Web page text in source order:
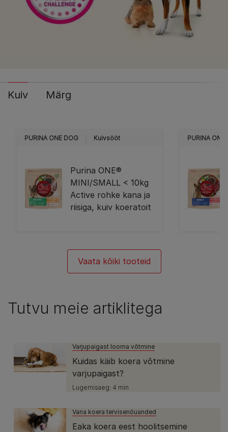
Kuiv Märg
PURINA ONE DOG Kuivsööt
Purina ONE®
MINI/SMALL < 10kg
Active rohke kana ja
riisiga, kuiv koeratoit
PURINA ONE
Vaata kõiki tooteid
Tutvu meie artiklitega
Varjupaigast looma võtmine
Kuidas käib koera võtmine
varjupaigast?
Lugemisaeg: 4 min
Vana koera tervisenõuanded
Eaka koera eest hoolitsemine